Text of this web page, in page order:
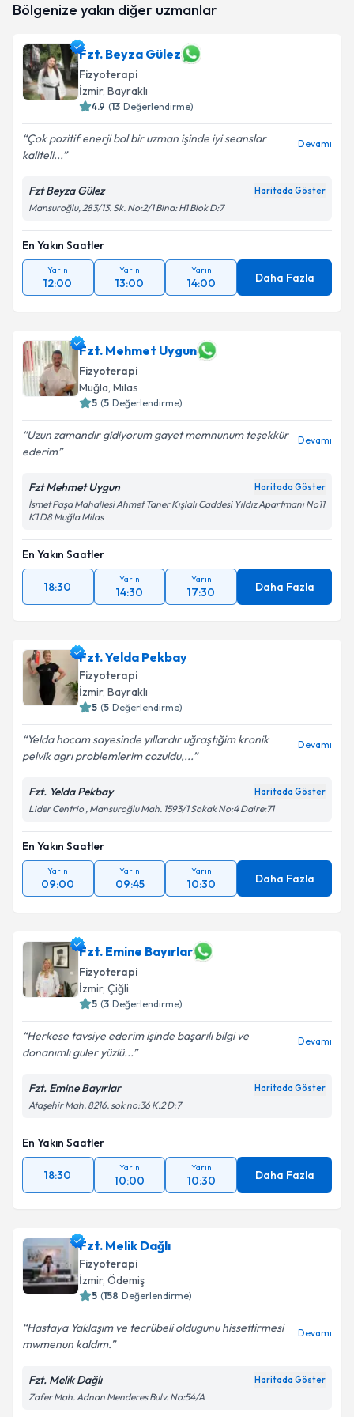
oluşturun. Size bu uzmandan randevu almanız için bir
E-posta Adresiniz
Kişisel verilerimin işlenmesine ilişkinAydınlatma
Bölgenize yakın diğer uzmanlar
Fzt. Beyza Gülez
Fizyoterapi
İzmir, Bayraklı
4.9 (13 Değerlendirme)
Çok pozitif enerji bol bir uzman işinde iyi seanslar
kaliteli...
Devamı
Fzt Beyza Gülez Haritada Göster
Mansuroğlu, 283/13. Sk. No:2/1 Bina: H1 Blok D:7
En Yakın Saatler
Yarın
12:00
Yarın
13:00
Yarın
14:00 Daha Fazla
Fzt. Mehmet Uygun
Fizyoterapi
Muğla, Milas
5 (5 Değerlendirme)
Uzun zamandır gidiyorum gayet memnunum teşekkür
ederim
Devamı
Fzt Mehmet Uygun Haritada Göster
İsmet Paşa Mahallesi Ahmet Taner Kışlalı Caddesi Yıldız Apartmanı No11
K1 D8 Muğla Milas
En Yakın Saatler
18:30
Yarın
14:30
Yarın
17:30 Daha Fazla
Fzt. Yelda Pekbay
Fizyoterapi
İzmir, Bayraklı
5 (5 Değerlendirme)
Yelda hocam sayesinde yıllardır uğraştığim kronik
pelvik agrı problemlerim cozuldu,...
Devamı
Fzt. Yelda Pekbay Haritada Göster
Lider Centrio , Mansuroğlu Mah. 1593/1 Sokak No:4 Daire:71
En Yakın Saatler
Yarın
09:00
Yarın
09:45
Yarın
10:30 Daha Fazla
Fzt. Emine Bayırlar
Fizyoterapi
İzmir, Çiğli
5 (3 Değerlendirme)
Herkese tavsiye ederim işinde başarılı bilgi ve
donanımlı guler yüzlü...
Devamı
Fzt. Emine Bayırlar Haritada Göster
Ataşehir Mah. 8216. sok no:36 K:2 D:7
En Yakın Saatler
18:30
Yarın
10:00
Yarın
10:30 Daha Fazla
Fzt. Melik Dağlı
Fizyoterapi
İzmir, Ödemiş
5 (158 Değerlendirme)
Hastaya Yaklaşım ve tecrübeli oldugunu hissettirmesi
mwmenun kaldım.
Devamı
Fzt. Melik Dağlı Haritada Göster
Zafer Mah. Adnan Menderes Bulv. No:54/A